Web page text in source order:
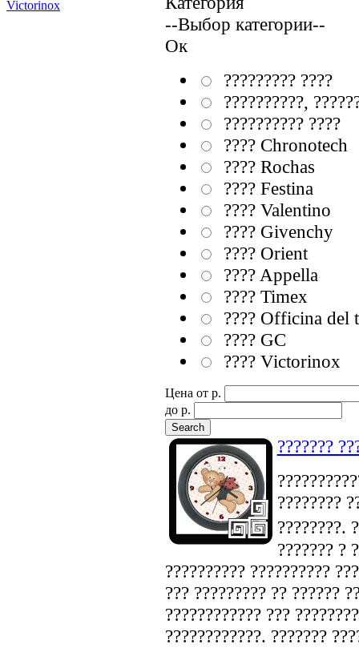
Victorinox
--Выбор категории--
Ок
????????? ????
??????????,
?????????? ????
???? Chronotech
???? Rochas
???? Festina
???? Valentino
???? Givenchy
???? Orient
???? Appella
???? Timex
???? Officina del
???? GC
???? Victorinox
Цена от p.
до p.
???????
????????
????????.
??????? ?
?????????? ??????????
??? ????????? ?? ??????
???????????? ???
????????????. ???????